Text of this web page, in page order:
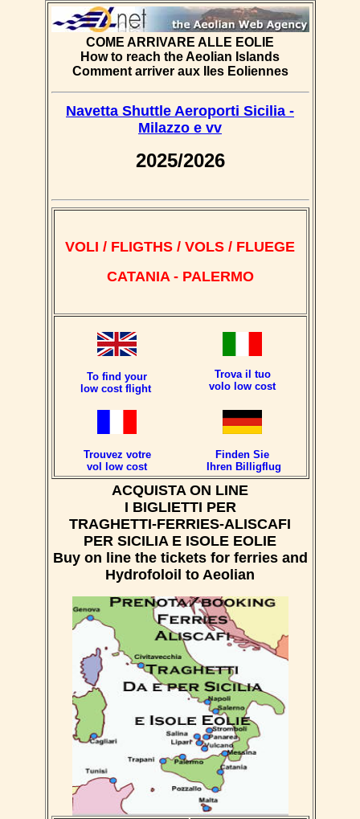
COME ARRIVARE ALLE EOLIE
How to reach the Aeolian Islands
Comment arriver aux Iles Eoliennes
Navetta Shuttle Aeroporti Sicilia -
Milazzo e vv
2025/2026
VOLI / FLIGTHS / VOLS / FLUEGE
CATANIA - PALERMO
To find your
low cost flight
Trova il tuo
volo low cost
Trouvez votre
vol low cost
Finden Sie
Ihren Billigflug
ACQUISTA ON LINE
I BIGLIETTI PER
TRAGHETTI-FERRIES-ALISCAFI
PER SICILIA E ISOLE EOLIE
Buy on line the tickets for ferries and
Hydrofoloil to Aeolian